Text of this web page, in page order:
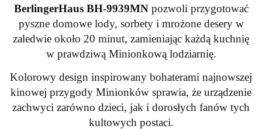
BerlingerHaus BH-9939MN pozwoli przygotować
pyszne domowe lody, sorbety i mrożone desery w
zaledwie około 20 minut, zamieniając każdą kuchnię
w prawdziwą Minionkową lodziarnię.
Kolorowy design inspirowany bohaterami najnowszej
kinowej przygody Minionków sprawia, że urządzenie
zachwyci zarówno dzieci, jak i dorosłych fanów tych
kultowych postaci.